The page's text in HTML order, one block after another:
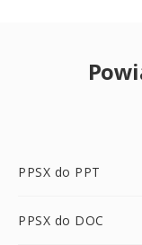
PPSX do PPT
PPSX do DOC